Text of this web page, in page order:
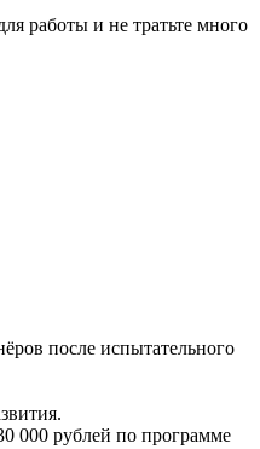
работы и не тратьте много
после испытательного
000 рублей по программе